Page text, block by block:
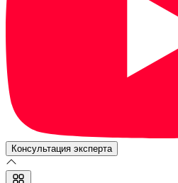
Консультация эксперта